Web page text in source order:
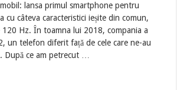
lansa primul smartphone pentru
cu câteva caracteristici ieșite din comun,
120 Hz. În toamna lui 2018, compania a
un telefon diferit față de cele care ne-au
După ce am petrecut …